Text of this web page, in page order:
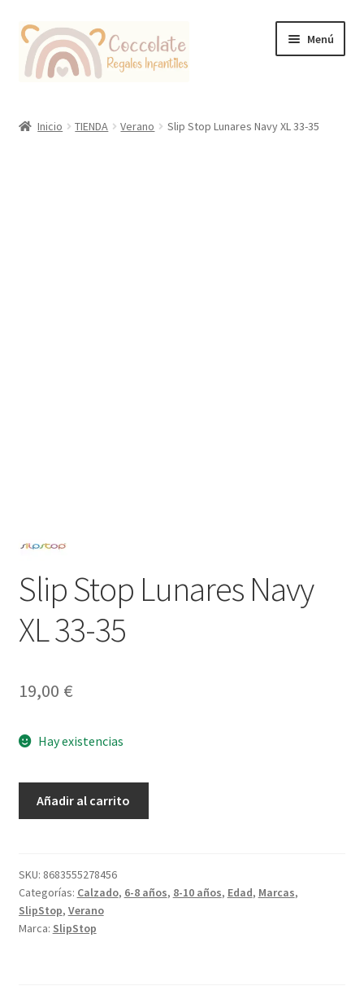
Ir
la
Ir
contenido
Menú
Inicio TIENDA Verano Slip Stop Lunares Navy XL 33-35
Slip Stop Lunares Navy
XL 33-35
19,00 €
Hay existencias
XL
33-
35
cantidad
Añadir al carrito
SKU: 8683555278456
Categorías: Calzado, 6-8 años, 8-10 años, Edad, Marcas,
SlipStop, Verano
Marca: SlipStop